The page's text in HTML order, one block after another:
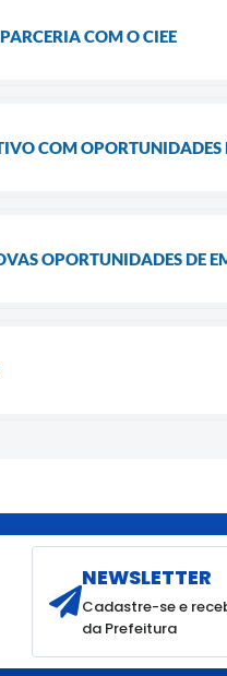
COM O CIEE
COM OPORTUNIDADES
OPORTUNIDADES DE
NEWSLETTER
Cadastre-se e
da Prefeitura